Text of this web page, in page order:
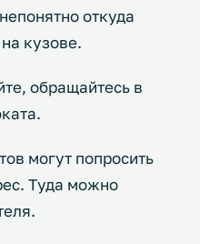
откуда
кузове.
обращайтесь в
могут попросить
Туда можно